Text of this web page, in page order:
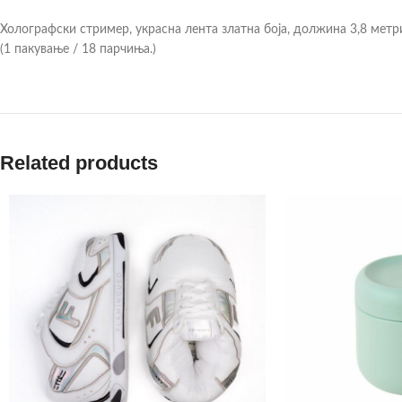
Холографски стример, украсна лента златна боја, должина 3,8
(1 пакување / 18 парчиња.)
Related products